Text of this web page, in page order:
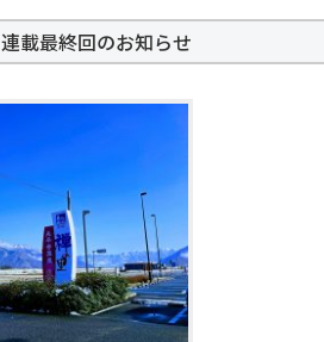
連載最終回のお知らせ